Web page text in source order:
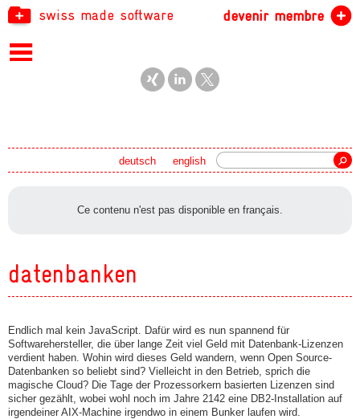
swiss made software devenir membre
english
deutsch
Ce contenu n'est pas disponible en français.
datenbanken
Endlich mal kein JavaScript. Dafür wird es nun spannend für
Softwarehersteller, die über lange Zeit viel Geld mit Datenbank-Lizenzen
verdient haben. Wohin wird dieses Geld wandern, wenn Open Source-
Datenbanken so beliebt sind? Vielleicht in den Betrieb, sprich die
magische Cloud? Die Tage der Prozessorkern basierten Lizenzen sind
sicher gezählt, wobei wohl noch im Jahre 2142 eine DB2-Installation auf
irgendeiner AIX-Machine irgendwo in einem Bunker laufen wird.